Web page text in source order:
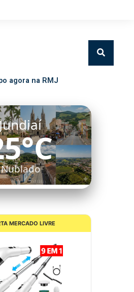
agora na RMJ
Nublado
MERCADO LIVRE